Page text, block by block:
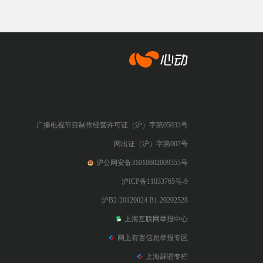
广播电视节目制作经营许可证（沪）字第05033号
网出证（沪）字第007号
沪公网安备31010602009555号
沪ICP备11033765号-9
沪B2-20120024 B1-20202528
上海互联网举报中心
网上有害信息举报专区
上海辟谣专栏
心动网络